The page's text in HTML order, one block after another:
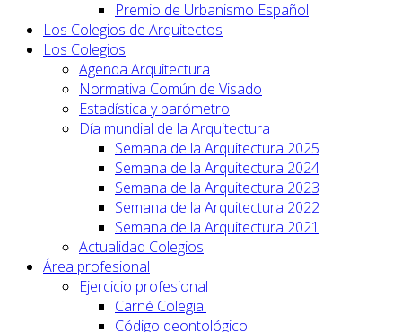
Premio de Urbanismo Español
Los Colegios de Arquitectos
Los Colegios
Agenda Arquitectura
Normativa Común de Visado
Estadística y barómetro
Día mundial de la Arquitectura
Semana de la Arquitectura 2025
Semana de la Arquitectura 2024
Semana de la Arquitectura 2023
Semana de la Arquitectura 2022
Semana de la Arquitectura 2021
Actualidad Colegios
Área profesional
Ejercicio profesional
Carné Colegial
Código deontológico